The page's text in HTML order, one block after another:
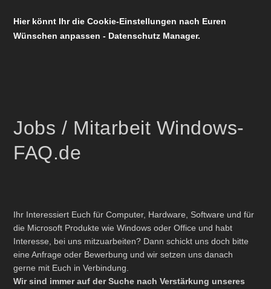
Hier könnt Ihr die Cookie-Einstellungen nach Euren
Wünschen anpassen - Datenschutz Manager.
Jobs / Mitarbeit Windows-
FAQ.de
Ihr Interessiert Euch für Computer, Hardware, Software und für
die Microsoft Produkte wie Windows oder Office und habt
Interesse, bei uns mitzuarbeiten? Dann schickt uns doch bitte
eine Anfrage oder Bewerbung und wir setzen uns danach
gerne mit Euch in Verbindung.
Wir sind immer auf der Suche nach Verstärkung unseres